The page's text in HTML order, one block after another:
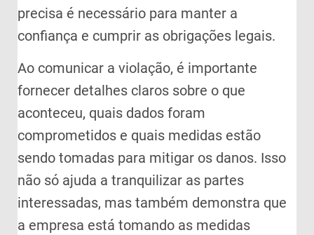
precisa é necessário para manter a
confiança e cumprir as obrigações legais.
Ao comunicar a violação, é importante
fornecer detalhes claros sobre o que
aconteceu, quais dados foram
comprometidos e quais medidas estão
sendo tomadas para mitigar os danos. Isso
não só ajuda a tranquilizar as partes
interessadas, mas também demonstra que
a empresa está tomando as medidas